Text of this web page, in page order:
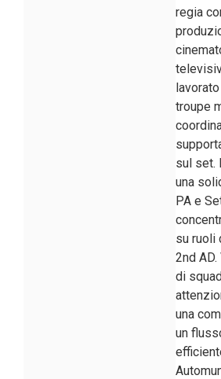
regia
troupe
sul set.
una
PA e
su ruoli
2nd
di
una
un